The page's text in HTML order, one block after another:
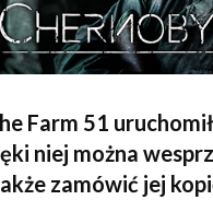
Farm 51
niej można
zamówić jej